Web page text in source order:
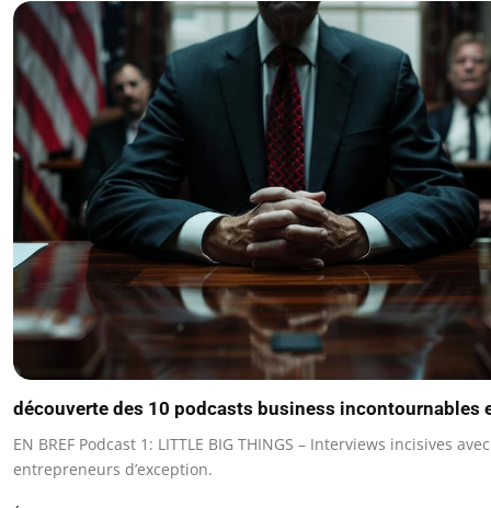
découverte des 10 podcasts business incontournables
EN BREF Podcast 1: LITTLE BIG THINGS – Interviews incisives
entrepreneurs d’exception.